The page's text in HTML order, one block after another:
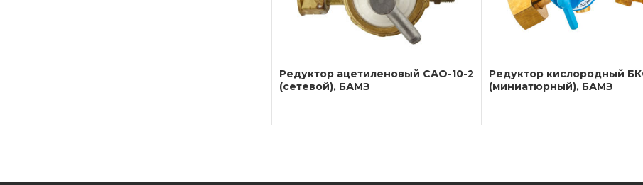
Редуктор ацетиленовый САО-10-2
(сетевой), БАМЗ
Редуктор кислородный
(миниатюрный), БАМЗ